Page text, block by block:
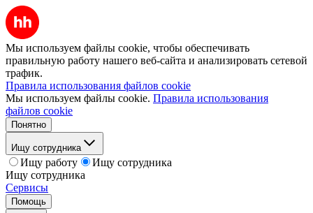
Мы используем файлы cookie, чтобы обеспечивать
правильную работу нашего веб-сайта и анализировать сетевой
трафик.
Правила использования файлов cookie
Мы используем файлы cookie. Правила использования
файлов cookie
Понятно
Ищу сотрудника
Ищу работу
Ищу сотрудника
Ищу сотрудника
Сервисы
Помощь